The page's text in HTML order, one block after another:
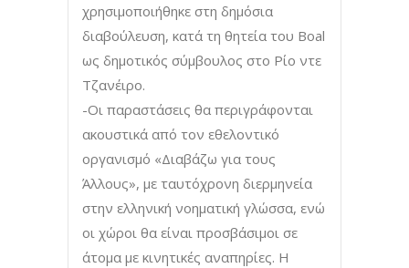
χρησιμοποιήθηκε στη δημόσια
διαβούλευση, κατά τη θητεία του Boal
ως δημοτικός σύμβουλος στο Ρίο ντε
Τζανέιρο.
-Οι παραστάσεις θα περιγράφονται
ακουστικά από τον εθελοντικό
οργανισμό «Διαβάζω για τους
Άλλους», με ταυτόχρονη διερμηνεία
στην ελληνική νοηματική γλώσσα, ενώ
οι χώροι θα είναι προσβάσιμοι σε
άτομα με κινητικές αναπηρίες. Η